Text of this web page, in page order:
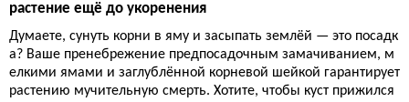
растение ещё до укоренения
Думаете, сунуть корни в яму и засыпать землёй — это посадк
а? Ваше пренебрежение предпосадочным замачиванием, м
елкими ямами и заглублённой корневой шейкой гарантирует
растению мучительную смерть. Хотите, чтобы куст прижился